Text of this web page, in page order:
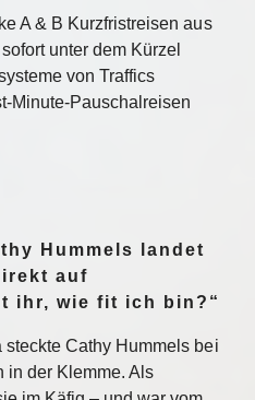
A & B Kurzfristreisen aus
unter dem Kürzel
von Traffics
Minute-Pauschalreisen
Hummels landet
auf
ihr, wie fit ich bin?“
Cathy Hummels bei
in der Klemme. Als